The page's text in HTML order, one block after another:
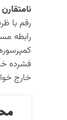
نامتقارن این
رقم با
رابطه
فشرده
خارج